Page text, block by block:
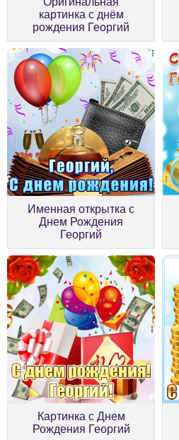
картинка с днём
рождения Георгий
Именная открытка с
Днем Рождения
Георгий
Картинка с Днем
Рождения Георгий